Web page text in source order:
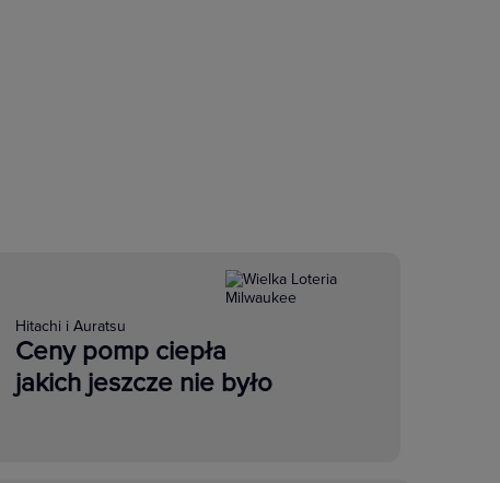
Hitachi i Auratsu
Ceny pomp ciepła
jakich jeszcze nie było